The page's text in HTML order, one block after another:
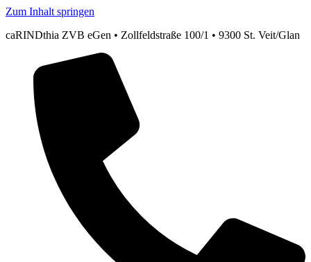
Zum Inhalt springen
caRINDthia ZVB eGen • Zollfeldstraße 100/1 • 9300 St. Veit/Glan